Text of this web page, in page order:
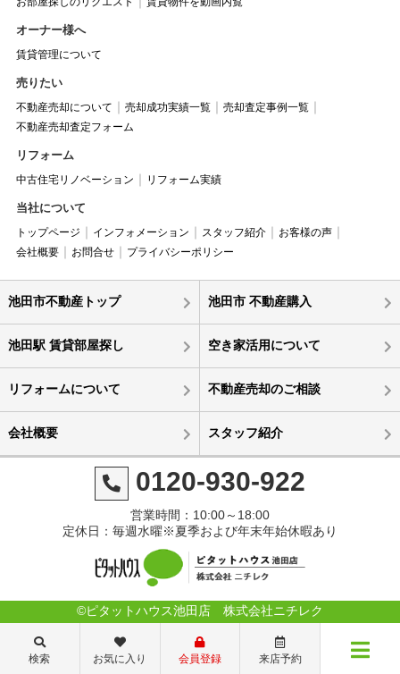
オーナー様へ
賃貸管理について
売りたい
不動産売却について 売却成功実績一覧
売却査定事例一覧
不動産売却査定フォーム
リフォーム
中古住宅リノベーション リフォーム実績
当社について
トップページ インフォメーション スタッフ紹介
お客様の声
会社概要
お問合せ プライバシーポリシー
池田市不動産トップ 池田市 不動産購入
池田駅 賃貸部屋探し 空き家活用について
リフォームについて 不動産売却のご相談
会社概要 スタッフ紹介
0120-930-922
営業時間：10:00～18:00
定休日：毎週水曜※夏季および年末年始休暇あり
©ピタットハウス池田店 株式会社ニチレク
検索 お気に入り 会員登録 来店予約